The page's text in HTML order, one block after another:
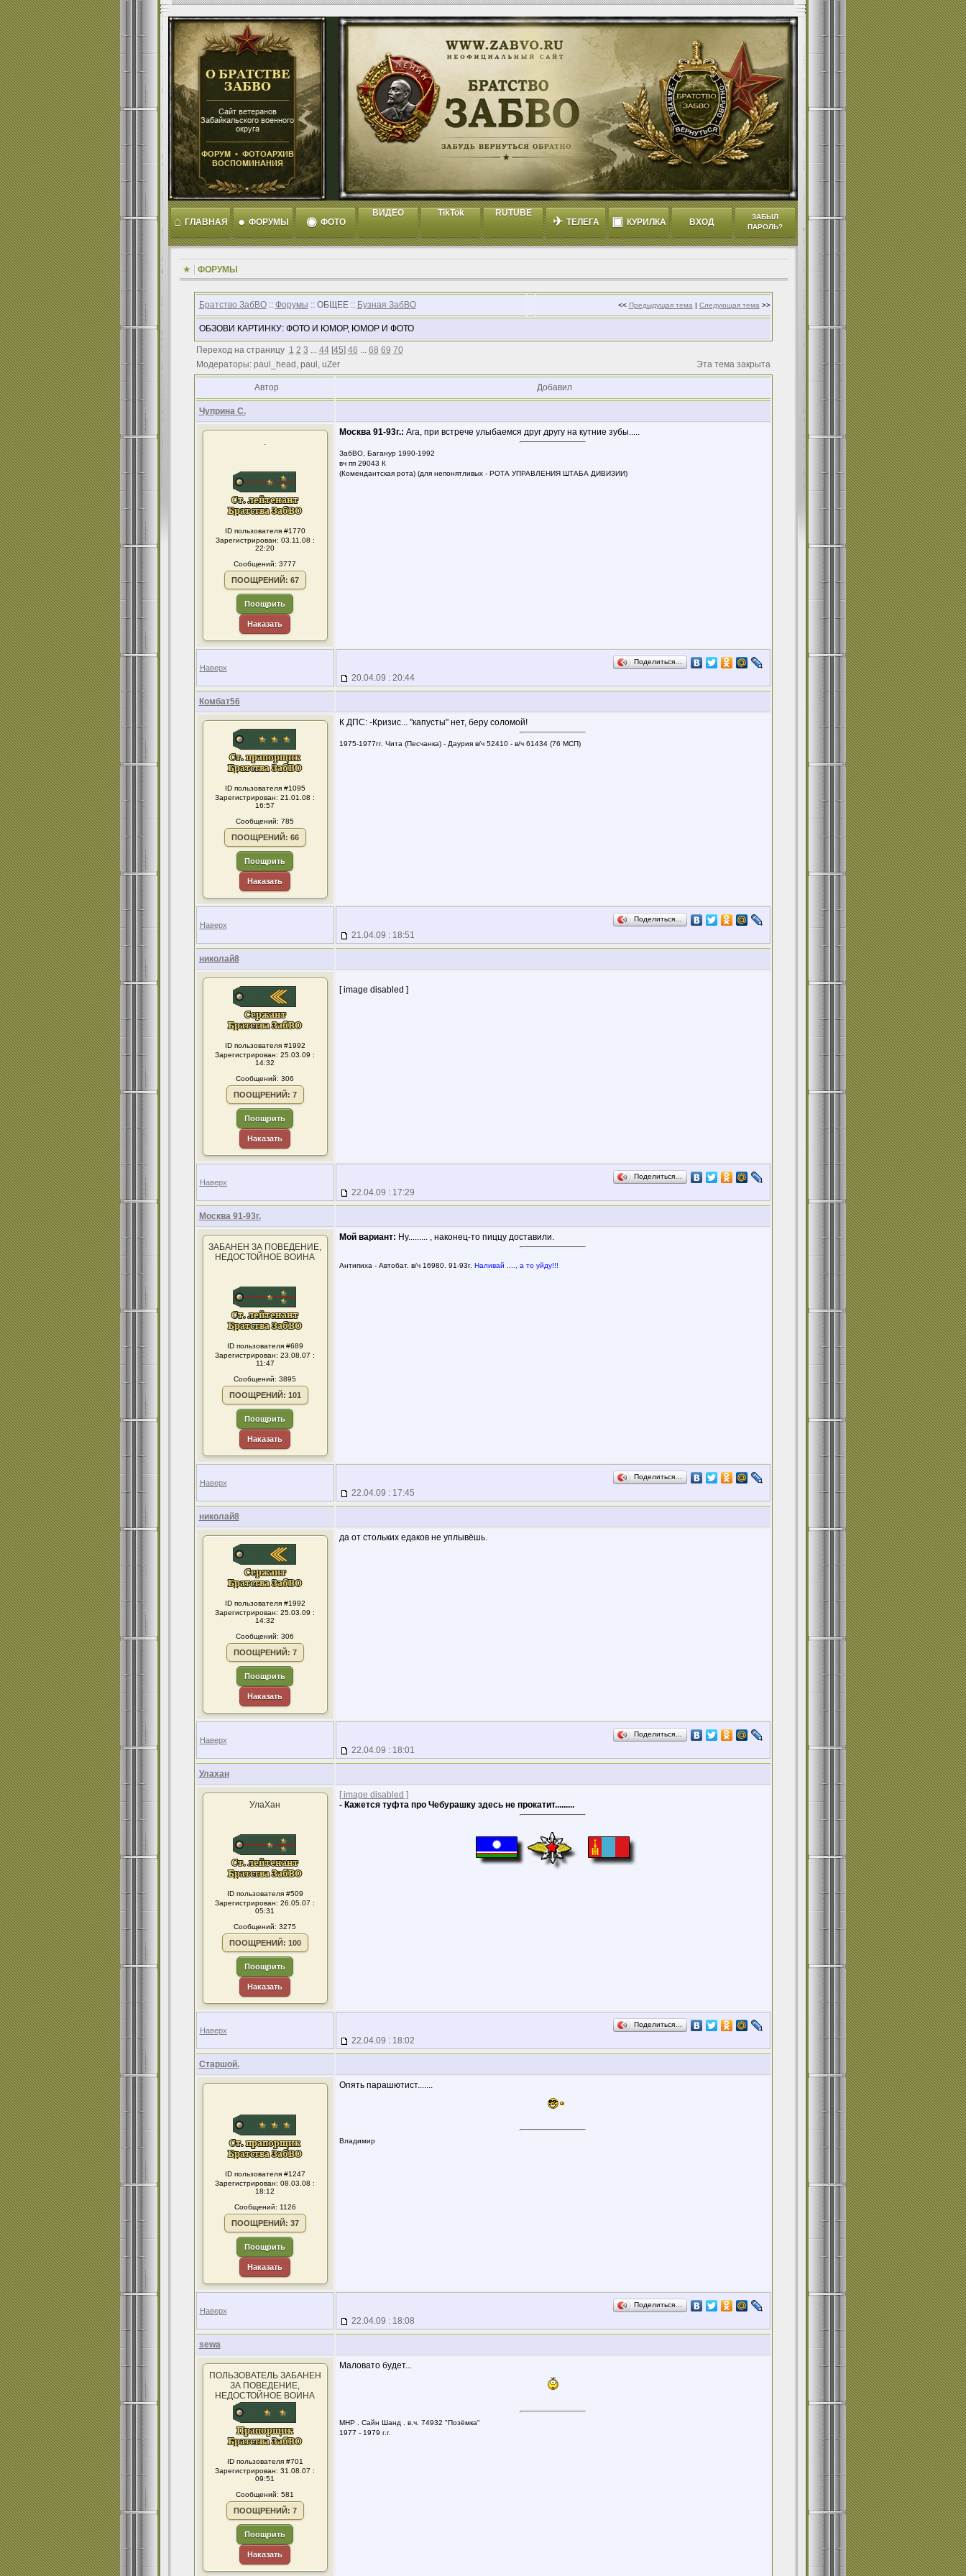
⌂ ГЛАВНАЯ ● ФОРУМЫ ◉ ФОТО
ВИДЕО TikTok RUTUBE
✈ ТЕЛЕГА ▣ КУРИЛКА ВХОД
ЗАБЫЛ
ПАРОЛЬ?
ФОРУМЫ
Братство ЗабВО:: Форумы :: ОБЩЕЕ :: Бузная ЗабВО << Предыдущая тема | Следующая тема >>
ОБЗОВИ КАРТИНКУ: ФОТО И ЮМОР, ЮМОР И ФОТО
Переход на страницу 1 2 3 ... 44[45] 46 ... 68 69 70
Модераторы: paul_head, paul, uZer
Эта тема закрыта
Автор Добавил
Чуприна С.
.
ID пользователя #1770
Зарегистрирован: 03.11.08 :
22:20
Сообщений: 3777
ПООЩРЕНИЙ: 67
Поощрить
Наказать
Москва 91-93г.: Ага, при встрече улыбаемся друг другу на кутние зубы.....
ЗабВО, Баганур 1990-1992
вч пп 29043 К
(Комендантская рота) (для непонятливых - РОТА УПРАВЛЕНИЯ ШТАБА ДИВИЗИИ)
Наверх
Поделиться…
20.04.09 : 20:44
Комбат56
ID пользователя #1095
Зарегистрирован: 21.01.08 :
16:57
Сообщений: 785
ПООЩРЕНИЙ: 66
Поощрить
Наказать
К ДПС: -Кризис... "капусты" нет, беру соломой!
1975-1977гг. Чита (Песчанка) - Даурия в/ч 52410 - в/ч 61434 (76 МСП)
Наверх
Поделиться…
21.04.09 : 18:51
николай8
ID пользователя #1992
Зарегистрирован: 25.03.09 :
14:32
Сообщений: 306
ПООЩРЕНИЙ: 7
Поощрить
Наказать
[ image disabled ]
Наверх
Поделиться…
22.04.09 : 17:29
Москва 91-93г.
ЗАБАНЕН ЗА ПОВЕДЕНИЕ,
НЕДОСТОЙНОЕ ВОИНА
ID пользователя #689
Зарегистрирован: 23.08.07 :
11:47
Сообщений: 3895
ПООЩРЕНИЙ: 101
Поощрить
Наказать
Мой вариант: Ну......... , наконец-то пиццу доставили.
Антипиха - Автобат. в/ч 16980. 91-93г. Наливай ...., а то уйду!!!
Наверх
Поделиться…
22.04.09 : 17:45
николай8
ID пользователя #1992
Зарегистрирован: 25.03.09 :
14:32
Сообщений: 306
ПООЩРЕНИЙ: 7
Поощрить
Наказать
да от стольких едаков не уплывёшь.
Наверх
Поделиться…
22.04.09 : 18:01
Улахан
УлаХан
ID пользователя #509
Зарегистрирован: 26.05.07 :
05:31
Сообщений: 3275
ПООЩРЕНИЙ: 100
Поощрить
Наказать
[ image disabled ]
- Кажется туфта про Чебурашку здесь не прокатит.........
Наверх
Поделиться…
22.04.09 : 18:02
Старшой.
ID пользователя #1247
Зарегистрирован: 08.03.08 :
18:12
Сообщений: 1126
ПООЩРЕНИЙ: 37
Поощрить
Наказать
Опять парашютист.......
Владимир
Наверх
Поделиться…
22.04.09 : 18:08
sewa
ПОЛЬЗОВАТЕЛЬ ЗАБАНЕН
ЗА ПОВЕДЕНИЕ,
НЕДОСТОЙНОЕ ВОИНА
ID пользователя #701
Зарегистрирован: 31.08.07 :
09:51
Сообщений: 581
ПООЩРЕНИЙ: 7
Поощрить
Наказать
Маловато будет...
МНР . Сайн Шанд . в.ч. 74932 "Позёмка"
1977 - 1979 г.г.